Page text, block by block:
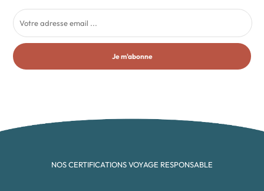
Je m'abonne
NOS CERTIFICATIONS VOYAGE RESPONSABLE